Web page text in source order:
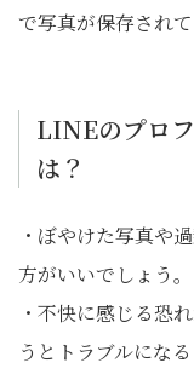
で写真が保存されて
LINEのプロ
は？
・ぼやけた写真や
方がいいでしょう。
・不快に感じる恐
うとトラブルにな